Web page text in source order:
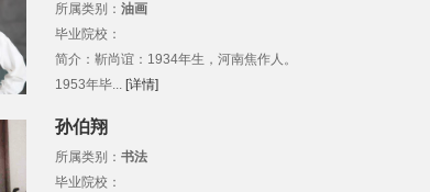
所属类别： 油画
毕业院校：
简介：靳尚谊：1934年生，河南焦作人。
1953年毕... [详情]
孙伯翔
所属类别： 书法
毕业院校：